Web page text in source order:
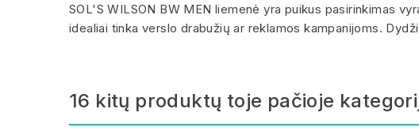
SOL'S WILSON BW MEN liemenė yra puikus pasirinkimas
idealiai tinka verslo drabužių ar reklamos kampanijoms.
16 kitų produktų toje pačioje